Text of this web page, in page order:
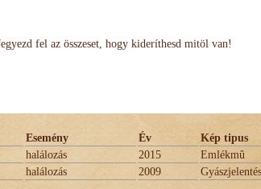
fel az összeset, hogy kideríthesd mitöl van!
Esemény Év
Kép tipus
halálozás 2015
Emlékmû
halálozás 2009 Gyászjelentés